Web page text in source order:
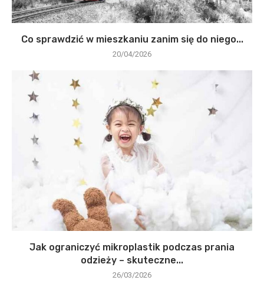
Co sprawdzić w mieszkaniu zanim się do niego...
20/04/2026
Jak ograniczyć mikroplastik podczas prania
odzieży – skuteczne...
26/03/2026